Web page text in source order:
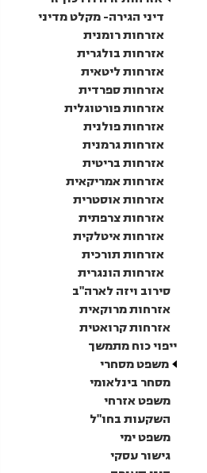
דיני הגירה- מקלט מדיני
אזרחות רומנית
אזרחות בולגרית
אזרחות ליטאית
אזרחות ספרדית
אזרחות פורטוגלית
אזרחות פולנית
אזרחות גרמנית
אזרחות בריטית
אזרחות אמריקאית
אזרחות אוסטרית
אזרחות צרפתית
אזרחות איטלקית
אזרחות תורכית
אזרחות הונגרית
סירוב ויזה לארה"ב
אזרחות מרוקאית
אזרחות קרואטית
ייפוי כוח מתמשך
משפט מסחרי
מסחר בינלאומי
משפט אזרחי
השקעות בחו"ל
משפט ימי
גישור עסקי